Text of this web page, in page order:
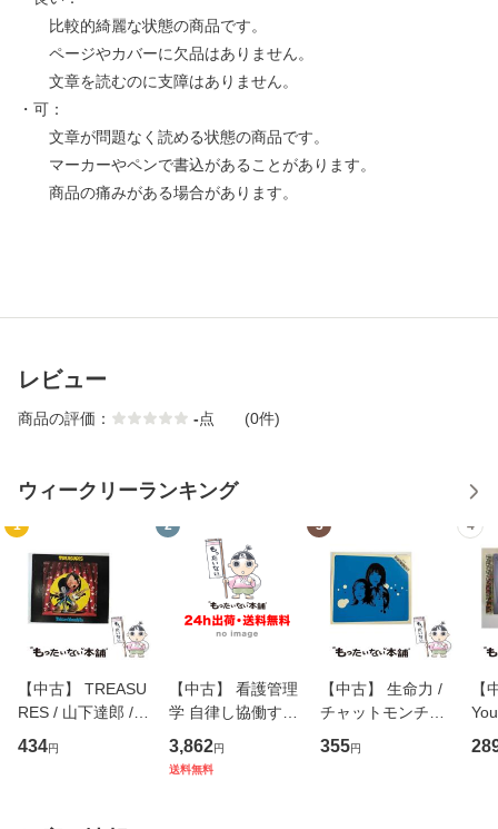
比較的綺麗な状態の商品です。
ページやカバーに欠品はありません。
文章を読むのに支障はありません。
・可：
文章が問題なく読める状態の商品です。
マーカーやペンで書込があることがあります。
商品の痛みがある場合があります。
レビュー
商品の評価： -点 (0件)
ウィークリーランキング
1
【中古】 TREASU
RES / 山下達郎 /
イーストウエス
ト・ジャパン [CD]
434円
2
【中古】 看護管理
学 自律し協働する
専門職の看護マネ
ジメントスキル 改
3,862円
送料無料
3
【中古】 生命力 /
チャットモンチー /
キューンレコード
[CD]【メール便送
355円
4
【
のが